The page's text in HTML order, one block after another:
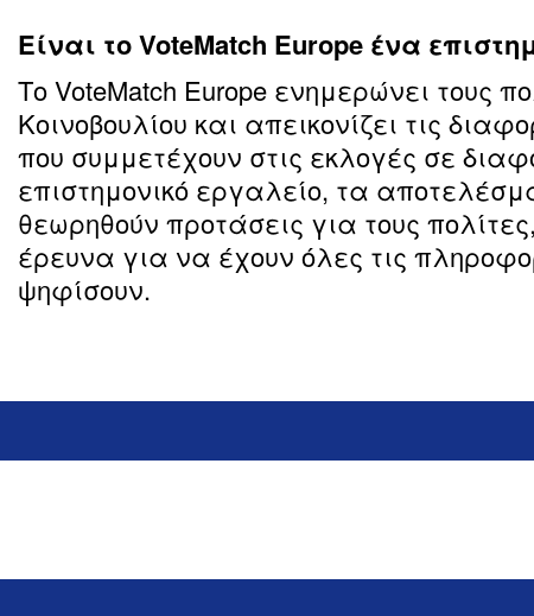
Είναι το VoteMatch Europe ένα
Το VoteMatch Europe ενημερώνει τους
Κοινοβουλίου και απεικονίζει τις
που συμμετέχουν στις εκλογές σε
επιστημονικό εργαλείο, τα
θεωρηθούν προτάσεις για τους
έρευνα για να έχουν όλες τις
ψηφίσουν.